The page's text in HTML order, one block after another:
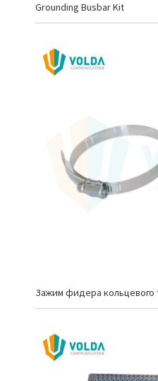
Grounding Busbar Kit
Зажим фидера кольцевого